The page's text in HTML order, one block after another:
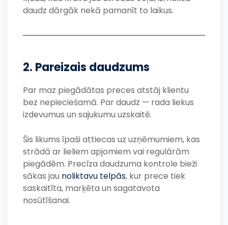
daudz dārgāk nekā pamanīt to laikus.
2. Pareizais daudzums
Par maz piegādātas preces atstāj klientu
bez nepieciešamā. Par daudz — rada liekus
izdevumus un sajukumu uzskaitē.
Šis likums īpaši attiecas uz uzņēmumiem, kas
strādā ar lieliem apjomiem vai regulārām
piegādēm. Precīza daudzuma kontrole bieži
sākas jau noliktavu telpās, kur prece tiek
saskaitīta, marķēta un sagatavota
nosūtīšanai.